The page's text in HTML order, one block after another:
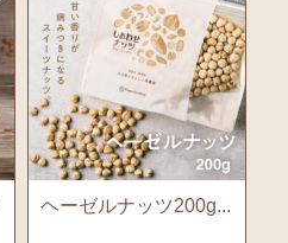
ななつのしあわせミッ